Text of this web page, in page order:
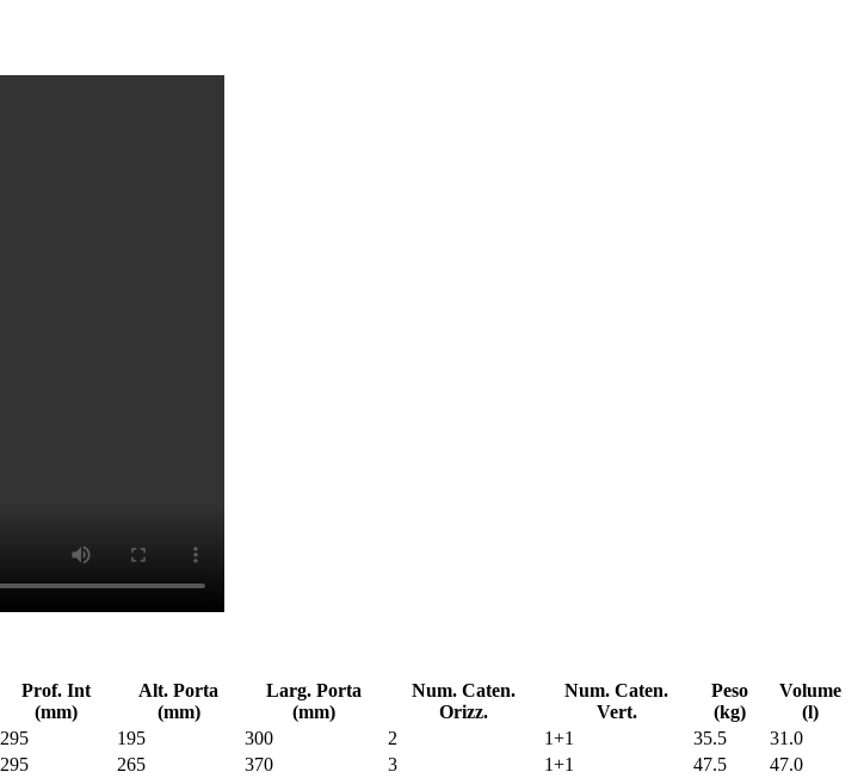
Prof. Int
(mm)
Alt. Porta
(mm)
Larg. Porta
(mm)
Num. Caten.
Orizz.
Num. Caten.
Vert.
Peso
(kg)
Volume
(l)
295 195 300 2 1+1 35.5
31.0
295 265 370 3 1+1 47.5
47.0